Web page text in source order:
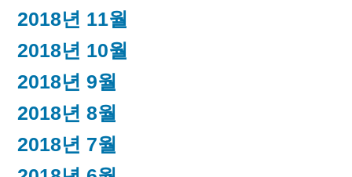
2018년 11월
2018년 10월
2018년 9월
2018년 8월
2018년 7월